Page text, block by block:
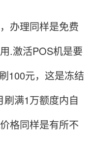
办理同样是免费
.激活POS机是要
100元，这是冻结
满1万额度内自
格同样是有所不